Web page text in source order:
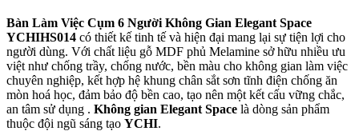
Bàn Làm Việc Cụm 6 Người Không Gian Elegant Space
YCHIHS014 có thiết kế tinh tế và hiện đại mang lại sự tiện lợi cho
người dùng. Với chất liệu gỗ MDF phủ Melamine sở hữu nhiều ưu
việt như chống trầy, chống nước, bền màu cho không gian làm việc
chuyên nghiệp, kết hợp hệ khung chân sắt sơn tĩnh điện chống ăn
mòn hoá học, đảm bảo độ bền cao, tạo nên một kết cấu vững chắc,
an tâm sử dụng . Không gian Elegant Space là dòng sản phẩm
thuộc đội ngũ sáng tạo YCHI.